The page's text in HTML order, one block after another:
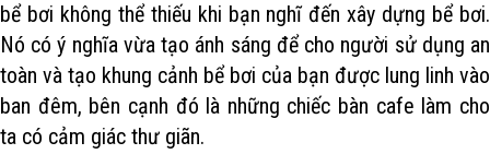
bể bơi không thể thiếu khi bạn nghĩ đến xây dựng bể bơi.
Nó có ý nghĩa vừa tạo ánh sáng để cho người sử dụng an
toàn và tạo khung cảnh bể bơi của bạn được lung linh vào
ban đêm, bên cạnh đó là những chiếc bàn cafe làm cho
ta có cảm giác thư giãn.